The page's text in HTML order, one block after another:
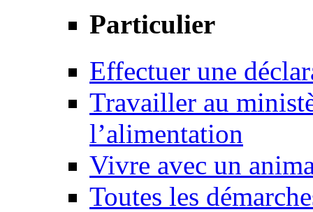
Particulier
Effectuer une
Travailler au
l’alimentation
Vivre avec un
Toutes les